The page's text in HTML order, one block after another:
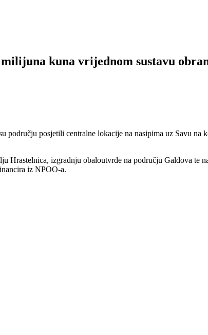
kuna vrijednom sustavu
posjetili centralne lokacije na nasipima uz Savu na
Hrastelnica, izgradnju obaloutvrde na području Galdova te
iz NPOO-a.